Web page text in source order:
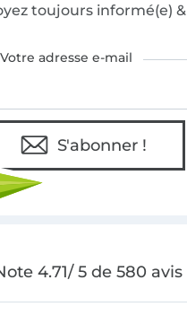
toujours informé(e)
Votre adresse e-mail
S'abonner !
4.71/ 5 de 580